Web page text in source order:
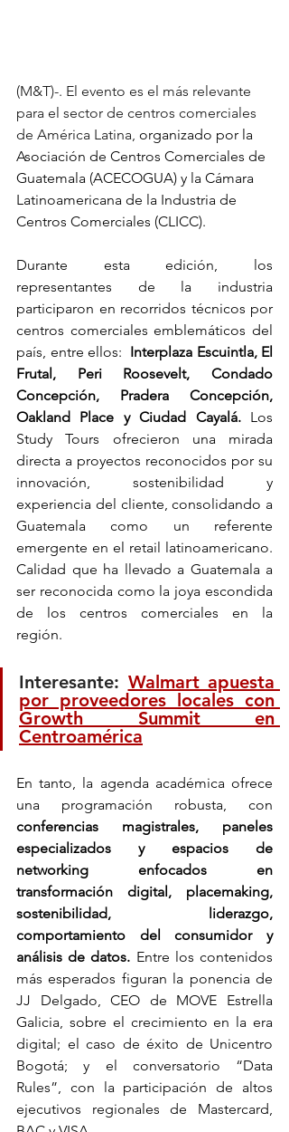
(M&T)-. El evento es el más relevante
para el sector de centros comerciales
de América Latina, organizado por la
Asociación de Centros Comerciales de
Guatemala (ACECOGUA) y la Cámara
Latinoamericana de la Industria de
Centros Comerciales (CLICC).
Durante esta edición, los
representantes de la industria
participaron en recorridos técnicos por
centros comerciales emblemáticos del
país, entre ellos: Interplaza Escuintla, El
Frutal, Peri Roosevelt, Condado
Concepción, Pradera Concepción,
Oakland Place y Ciudad Cayalá. Los
Study Tours ofrecieron una mirada
directa a proyectos reconocidos por su
innovación, sostenibilidad y
experiencia del cliente, consolidando a
Guatemala como un referente
emergente en el retail latinoamericano.
Calidad que ha llevado a Guatemala a
ser reconocida como la joya escondida
de los centros comerciales en la
región.
Interesante: Walmart apuesta
por proveedores locales con
Growth Summit en
Centroamérica
En tanto, la agenda académica ofrece
conferencias magistrales, paneles
especializados y espacios de
networking enfocados en
transformación digital, placemaking,
sostenibilidad, liderazgo,
comportamiento del consumidor y
análisis de datos. Entre los contenidos
más esperados figuran la ponencia de
JJ Delgado, CEO de MOVE Estrella
Galicia, sobre el crecimiento en la era
digital; el caso de éxito de Unicentro
Bogotá; y el conversatorio “Data
Rules”, con la participación de altos
ejecutivos regionales de Mastercard,